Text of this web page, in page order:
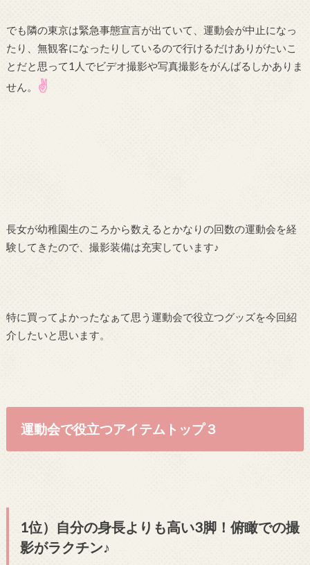
でも隣の東京は緊急事態宣言が出ていて、運動会が中止になっ
たり、無観客になったりしているので行けるだけありがたいこ
とだと思って1人でビデオ撮影や写真撮影をがんばるしかありま
せん。
✌
長女が幼稚園生のころから数えるとかなりの回数の運動会を経
験してきたので、撮影装備は充実しています♪
特に買ってよかったなぁて思う運動会で役立つグッズを今回紹
介したいと思います。
運動会で役立つアイテムトップ３
1位）自分の身長よりも高い3脚！俯瞰での撮
影がラクチン♪